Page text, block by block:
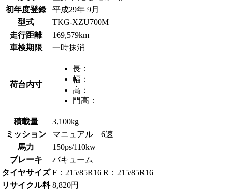
初年度登録
平成29年 9月
型式
TKG-XZU700M
走行距離
169,579km
車検期限
一時抹消
荷台内寸
長：
幅：
高：
門高：
積載量
3,100kg
ミッション
マニュアル 6速
馬力
150ps/110kw
ブレーキ
バキューム
タイヤサイズ F：215/85R16 R：215/85R16
リサイクル料 8,820円